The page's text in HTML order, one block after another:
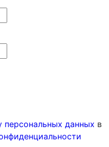
персональных данных в